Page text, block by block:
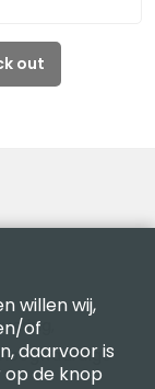
out
willen wij,
of
daarvoor is
de knop